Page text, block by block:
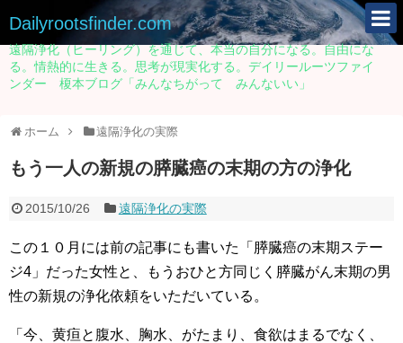
Dailyrootsfinder.com
遠隔浄化（ヒーリング）を通じて、本当の自分になる。自由にな
る。情熱的に生きる。思考が現実化する。デイリールーツファイ
ンダー 榎本ブログ「みんなちがって みんないい」
ホーム 遠隔浄化の実際
もう一人の新規の膵臓癌の末期の方の浄化
2015/10/26 遠隔浄化の実際
この１０月には前の記事にも書いた「膵臓癌の末期ステー
ジ4」だった女性と、もうおひと方同じく膵臓がん末期の男
性の新規の浄化依頼をいただいている。
「今、黄疸と腹水、胸水、がたまり、 食欲はまるでなく、